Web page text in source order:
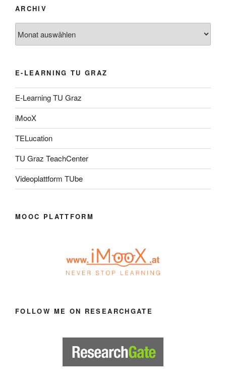
ARCHIV
E-LEARNING TU GRAZ
E-Learning TU Graz
iMooX
TELucation
TU Graz TeachCenter
Videoplattform TUbe
MOOC PLATTFORM
FOLLOW ME ON RESEARCHGATE